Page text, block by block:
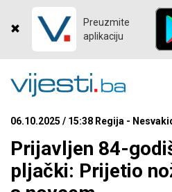
Preuzmite
aplikaciju
06.10.2025 / 15:38 Regija -
Prijavljen 84-
pljački: Prijetio